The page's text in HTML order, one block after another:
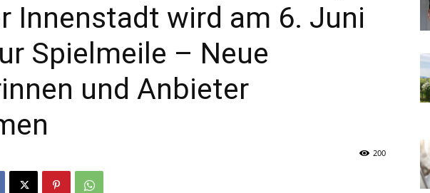
Innenstadt wird am 6. Juni
Spielmeile – Neue
und Anbieter
200